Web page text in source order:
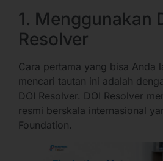
1. Menggunakan
Resolver
Cara pertama yang bisa Anda
mencari tautan ini adalah
DOI Resolver. DOI Resolver
resmi berskala internasional
Foundation.